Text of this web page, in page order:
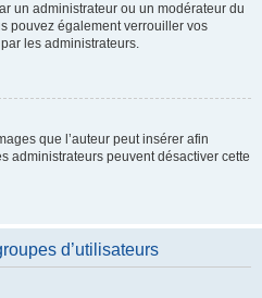
un administrateur ou un modérateur du
pouvez également verrouiller vos
les administrateurs.
que l’auteur peut insérer afin
administrateurs peuvent désactiver cette
d’utilisateurs